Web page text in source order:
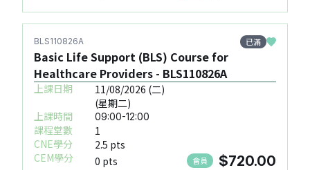
BLS110826A 已滿
Basic Life Support (BLS) Course for
Healthcare Providers - BLS110826A
上課日期
11/08/2026 (二)
(星期二)
上課時間
09:00-12:00
課程堂數
1
CNE學分
2.5 pts
CEM學分
0 pts 會員 $720.00